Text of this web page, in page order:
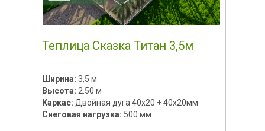
Теплица Сказка Титан 3,5м
Ширина: 3,5 м
Высота: 2.50 м
Каркас: Двойная дуга 40x20 + 40х20мм
Снеговая нагрузка: 500 мм